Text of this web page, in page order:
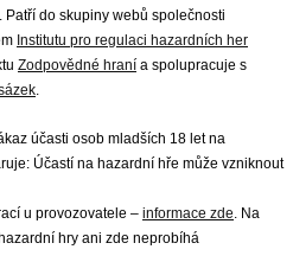
do skupiny webů společnosti
Institutu pro regulaci hazardních her
Zodpovědné hraní a spolupracuje s
.
účasti osob mladších 18 let na
Účastí na hazardní hře může vzniknout
u provozovatele – informace zde. Na
hry ani zde neprobíhá